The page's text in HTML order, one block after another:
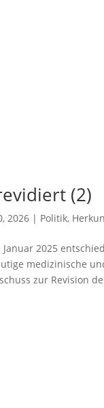
(2)
2026 | Politik,
2025
medizinische
zur Revision